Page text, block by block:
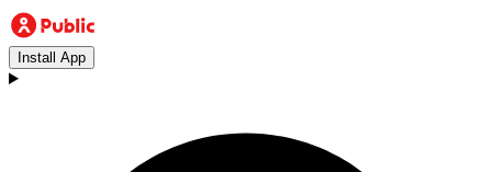
Install App